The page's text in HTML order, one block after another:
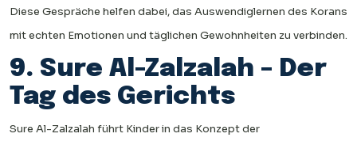
Diese Gespräche helfen dabei, das Auswendiglernen des Korans
mit echten Emotionen und täglichen Gewohnheiten zu verbinden.
9. Sure Al-Zalzalah – Der
Tag des Gerichts
Sure Al-Zalzalah führt Kinder in das Konzept der